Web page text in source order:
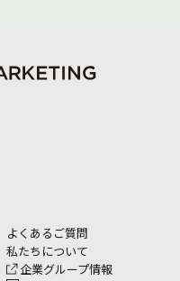
よくあるご質問
私たちについて
企業グループ情報